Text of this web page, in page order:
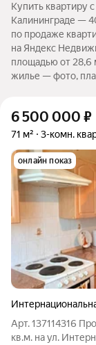
Купить квартиру
Калининграде —
по продаже
на Яндекс
площадью от 28,6
жилье — фото,
6 500 000 ₽
71 м² 3-комн.
онлайн показ
Арт. 137114316
кв.м. на ул.